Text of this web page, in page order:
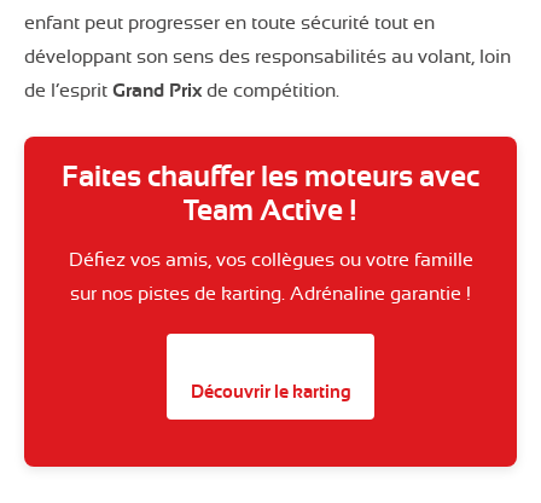
enfant peut progresser en toute sécurité tout en
développant son sens des responsabilités au volant, loin
de l’esprit Grand Prix de compétition.
Faites chauffer les moteurs avec
Team Active !
Défiez vos amis, vos collègues ou votre famille
sur nos pistes de karting. Adrénaline garantie !
Découvrir le karting